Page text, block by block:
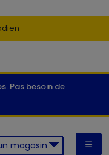
Pas besoin de
magasin